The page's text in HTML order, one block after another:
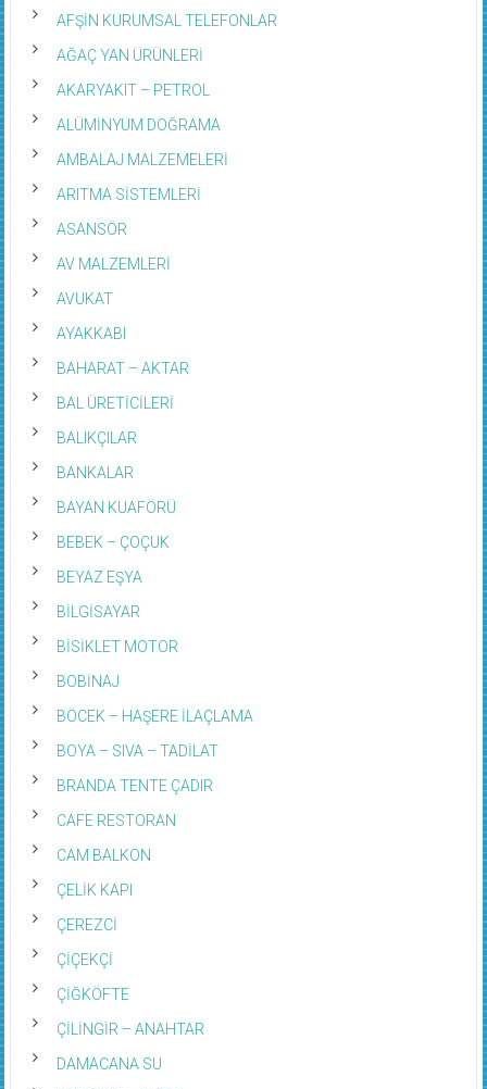
AFŞİN KURUMSAL TELEFONLAR
AĞAÇ YAN ÜRÜNLERİ
AKARYAKIT – PETROL
ALÜMİNYUM DOĞRAMA
AMBALAJ MALZEMELERİ
ARITMA SİSTEMLERİ
ASANSÖR
AV MALZEMLERİ
AVUKAT
AYAKKABI
BAHARAT – AKTAR
BAL ÜRETİCİLERİ
BALIKÇILAR
BANKALAR
BAYAN KUAFÖRÜ
BEBEK – ÇOÇUK
BEYAZ EŞYA
BİLGİSAYAR
BİSİKLET MOTOR
BOBİNAJ
BÖCEK – HAŞERE İLAÇLAMA
BOYA – SIVA – TADİLAT
BRANDA TENTE ÇADIR
CAFE RESTORAN
CAM BALKON
ÇELİK KAPI
ÇEREZCİ
ÇİÇEKÇİ
ÇİĞKÖFTE
ÇİLİNGİR – ANAHTAR
DAMACANA SU